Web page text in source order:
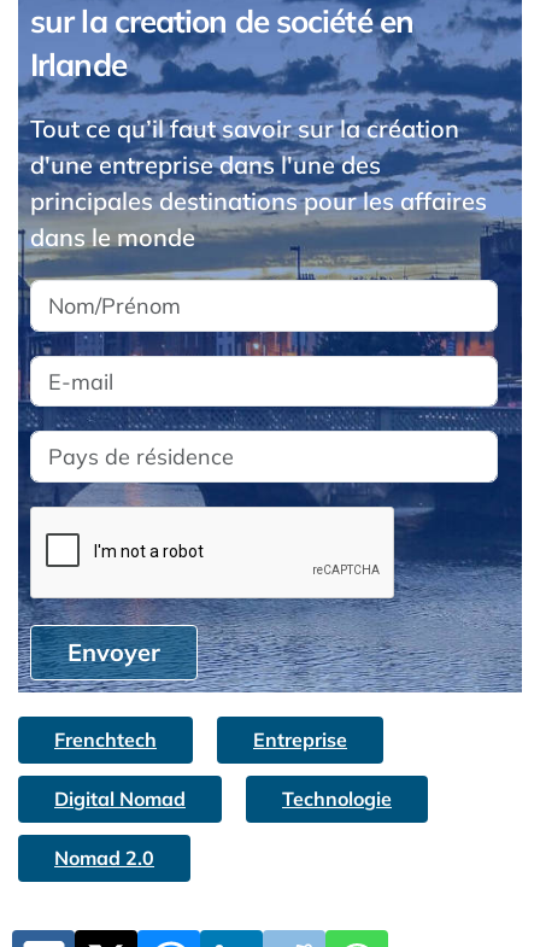
sur la creation de société en
Irlande
Tout ce qu’il faut savoir sur la création
d'une entreprise dans l'une des
principales destinations pour les affaires
dans le monde
Envoyer
Frenchtech Entreprise
Digital Nomad Technologie
Nomad 2.0